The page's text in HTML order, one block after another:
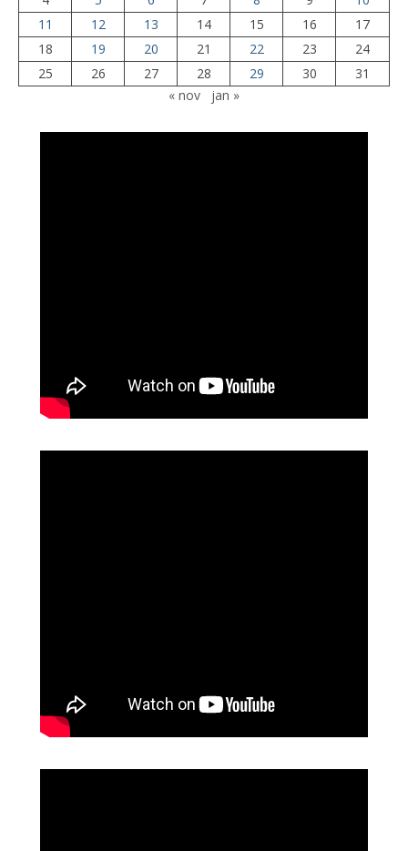
11
12 13 14 15 16
17
18
19 20 21 22 23
24
25
26 27 28 29 30
31
« nov
jan »